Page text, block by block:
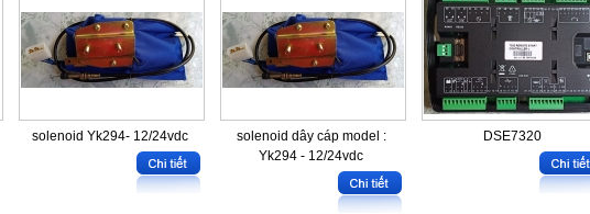
solenoid Yk294- 12/24vdc
solenoid dây cáp model :
Yk294 - 12/24vdc
DSE7320